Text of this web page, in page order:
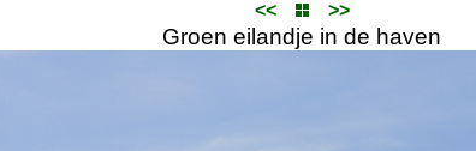
<< >>
Groen eilandje in de haven